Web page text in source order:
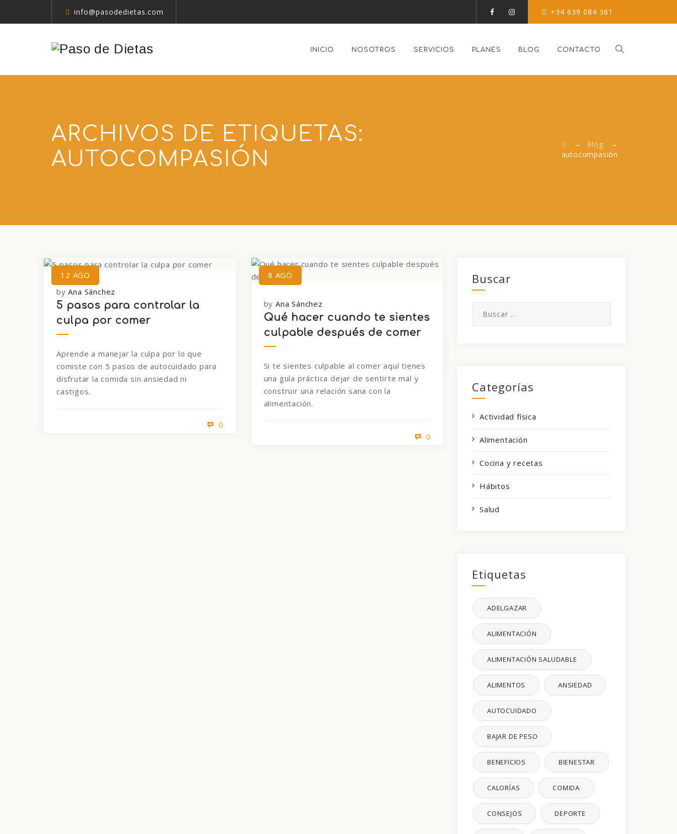
info@pasodedietas.com +34 639 084 361
INICIO NOSOTROS SERVICIOS PLANES BLOG CONTACTO
ARCHIVOS DE ETIQUETAS:
AUTOCOMPASIÓN
→ Blog →
autocompasión
12 AGO
byAna Sánchez
5 pasos para controlar la
culpa por comer
Aprende a manejar la culpa por lo que
comiste con 5 pasos de autocuidado para
disfrutar la comida sin ansiedad ni
castigos.
0
8 AGO
byAna Sánchez
Qué hacer cuando te sientes
culpable después de comer
Si te sientes culpable al comer aquí tienes
una guía práctica dejar de sentirte mal y
construir una relación sana con la
alimentación.
0
Buscar
Categorías
Actividad física
Alimentación
Cocina y recetas
Hábitos
Salud
Etiquetas
ADELGAZAR
ALIMENTACIÓN
ALIMENTACIÓN SALUDABLE
ALIMENTOS ANSIEDAD
AUTOCUIDADO
BAJAR DE PESO
BENEFICIOS BIENESTAR
CALORÍAS COMIDA
CONSEJOS DEPORTE